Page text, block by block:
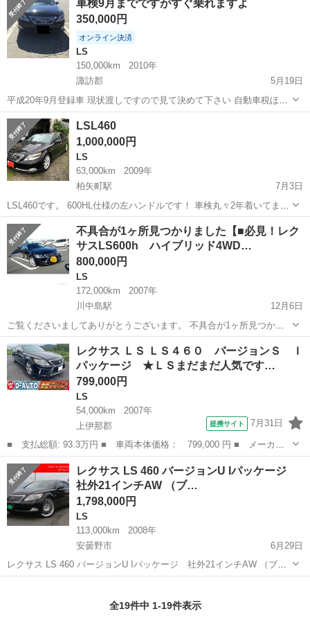
ｈ Ｉパッケージ 純正ナビ／バックカメラ／デジタルＴＶ／サンル
ーフ／ベンチレ...
車検9月までですがすぐ乗れますよ
350,000円
オンライン決済
LS
150,000km
2010年
諏訪郡
5月19日
平成20年9月登録車 現状渡しですので見て決めて下さい 自動車税ほま
だ未納ですので、名義変更と税金がプラスとなります 皮の色はア
イボリーです。足回りフロントは前回の車検で交換しました。現在は
スタッドレスが古いので履き潰し...
長野 諏訪郡
LSL460
1,000,000円
LS
63,000km
2009年
柏矢町駅
7月3日
LSL460です。 600HL仕様の左ハンドルです！ 車検丸々2年着いてま
す！ 不具合は特にありません。 走行は38,000マイルです。 少し距離
は伸びると思います。 気になればよろしくお願いします。 ローン組め
ます...
長野 安曇野市 柏矢町駅 左ハンドル
不具合が1ヶ所見つかりました【■必見！レク
サスLS600h ハイブリッド4WD…
800,000円
LS
172,000km
2007年
川中島駅
12月6日
ご覧くださいましてありがとうございます。 不具合が1ヶ所見つかり
ました。 先日現車確認を終えた後、有料駐車場に入る際にドアミラー
をたたもうとしたところ、作動しませんでした。 当然修理が必要にな
りますので、価格値下げ...
長野 長野市 川中島駅
レクサス ＬＳ ＬＳ４６０ バージョンＳ Ｉ
パッケージ ★ＬＳまだまだ人気です…
799,000円
LS
54,000km
2007年
上伊那郡
提携サイト 7月31日
■ 支払総額: 93.3万円 ■ 車両本体価格： 799,000 円 ■ メーカー
名： レクサス ■ 車種名： ＬＳ ■ グレード名： ＬＳ４６０
バージョンＳ Ｉパッケージ ★ＬＳまだまだ人気です★実走行済み
★人気色★ ...
長野 上伊那郡
レクサス LS 460 バージョンU Iパッケージ
社外21インチAW （ブ…
1,798,000円
LS
113,000km
2008年
安曇野市
6月29日
レクサス LS 460 バージョンU Iパッケージ 社外21インチAW （ブラ
ック） セダン 本体価格 1,798,000円 年式(初度登録年):2008(H20) 走行
全19件中 1-19件表示